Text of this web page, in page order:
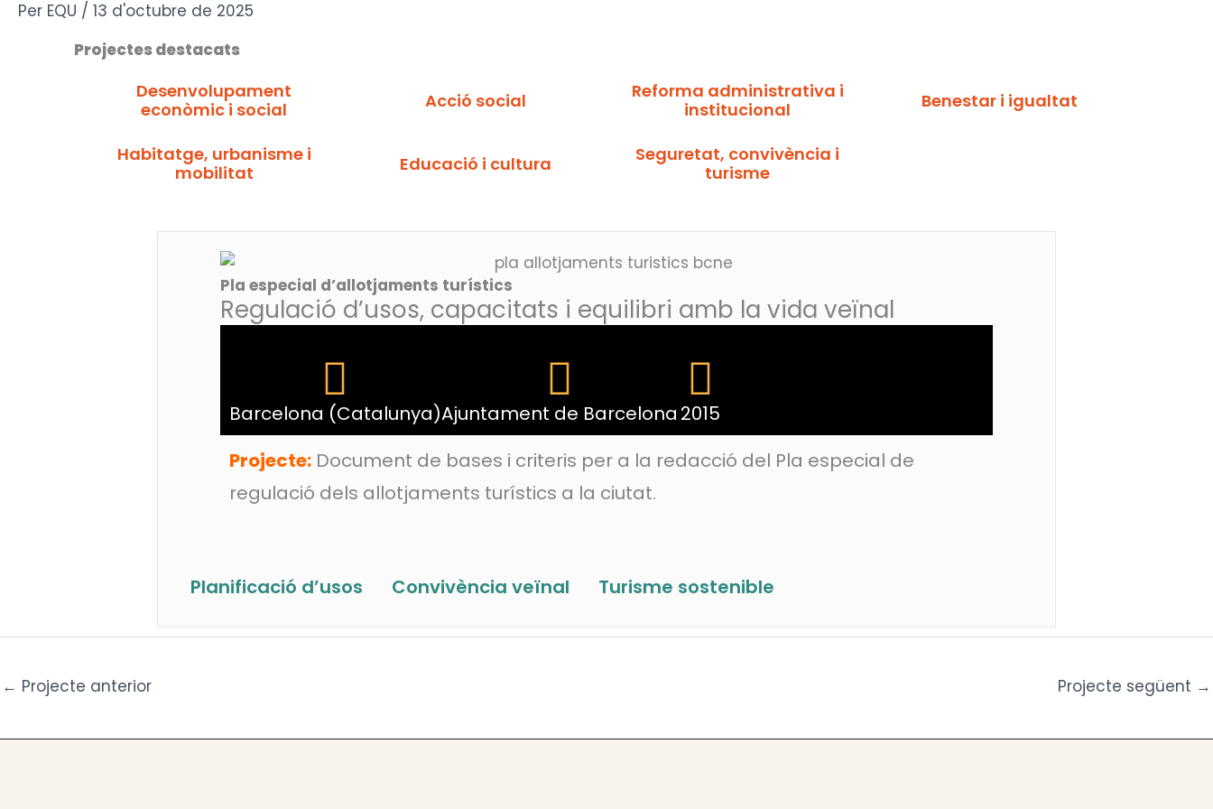
Vés
contingut
Per EQU / 13 d'octubre de 2025
Projectes destacats
Desenvolupament
econòmic i social
Acció social
Reforma administrativa i
institucional
Benestar i igualtat
Habitatge, urbanisme i
mobilitat
Educació i cultura
Seguretat, convivència i
turisme
Pla especial d’allotjaments turístics
Regulació d’usos, capacitats i equilibri amb la vida veïnal
Barcelona (Catalunya)Ajuntament de Barcelona 2015
Projecte:Document de bases i criteris per a la redacció del Pla especial de
regulació dels allotjaments turístics a la ciutat.
Planificació d’usos Convivència veïnal Turisme sostenible
← Projecte anterior Projecte següent →